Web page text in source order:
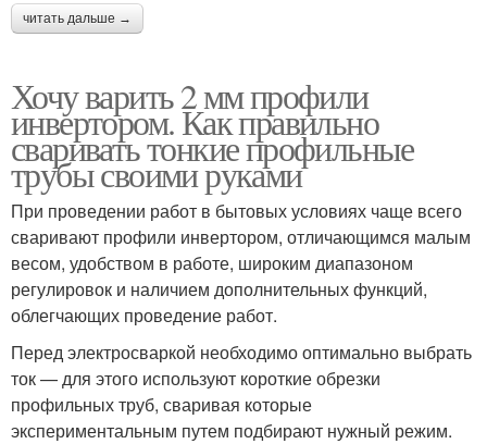
читать дальше →
Хочу варить 2 мм профили
инвертором. Как правильно
сваривать тонкие профильные
трубы своими руками
При проведении работ в бытовых условиях чаще всего
сваривают профили инвертором, отличающимся малым
весом, удобством в работе, широким диапазоном
регулировок и наличием дополнительных функций,
облегчающих проведение работ.
Перед электросваркой необходимо оптимально выбрать
ток — для этого используют короткие обрезки
профильных труб, сваривая которые
экспериментальным путем подбирают нужный режим.